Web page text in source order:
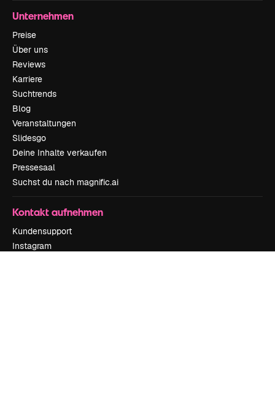
Unternehmen
Preise
Über uns
Reviews
Karriere
Suchtrends
Blog
Veranstaltungen
Slidesgo
Deine Inhalte verkaufen
Pressesaal
Suchst du nach magnific.ai
Kontakt aufnehmen
Kundensupport
Instagram